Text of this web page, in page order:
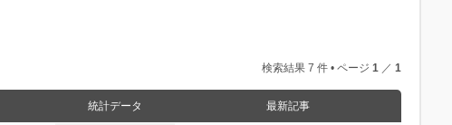
検索結果 7 件 • ページ1 ／1
統計データ 最新記事